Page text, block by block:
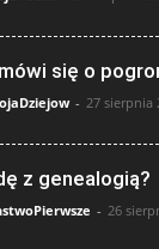
się o
- 27 sierpnia
z genealogią?
- 26